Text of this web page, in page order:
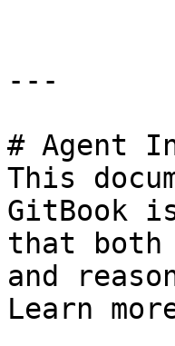
---
# Agent
This
GitBook
that both
and
Learn